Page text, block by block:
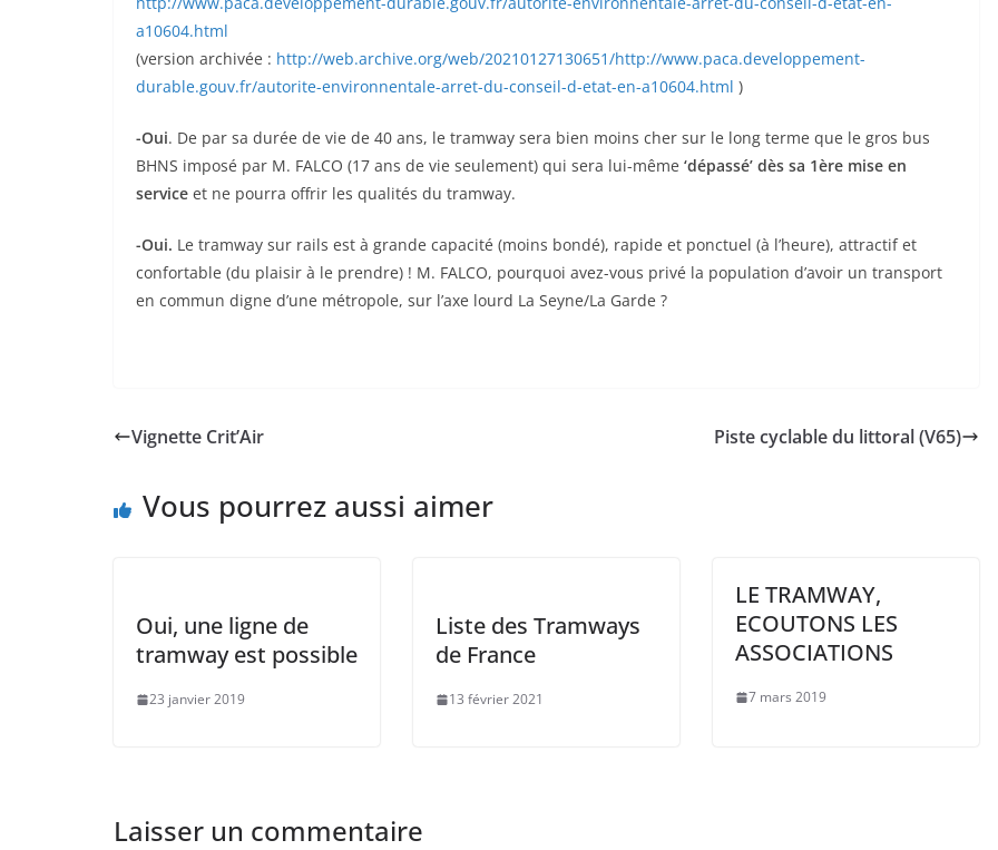
a10604.html
(version archivée : http://web.archive.org/web/20210127130651/http://www.paca.developpement-
durable.gouv.fr/autorite-environnentale-arret-du-conseil-d-etat-en-a10604.html )
-Oui. De par sa durée de vie de 40 ans, le tramway sera bien moins cher sur le long terme que le gros bus
BHNS imposé par M. FALCO (17 ans de vie seulement) qui sera lui-même ‘dépassé’ dès sa 1ère mise en
service et ne pourra offrir les qualités du tramway.
-Oui. Le tramway sur rails est à grande capacité (moins bondé), rapide et ponctuel (à l’heure), attractif et
confortable (du plaisir à le prendre) ! M. FALCO, pourquoi avez-vous privé la population d’avoir un transport
en commun digne d’une métropole, sur l’axe lourd La Seyne/La Garde ?
Vignette Crit’Air Piste cyclable du littoral (V65)
Vous pourrez aussi aimer
Oui, une ligne de
tramway est possible
23 janvier 2019
Liste des Tramways
de France
13 février 2021
LE TRAMWAY,
ECOUTONS LES
ASSOCIATIONS
7 mars 2019
Laisser un commentaire